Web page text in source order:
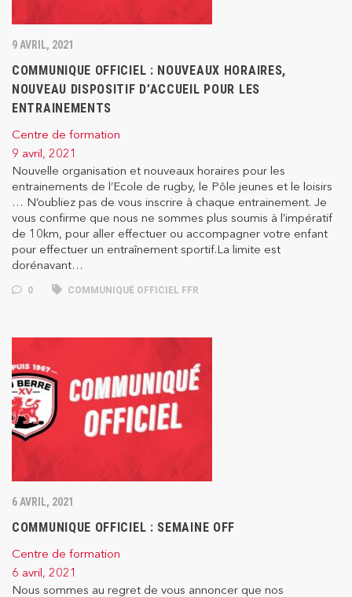
9 AVRIL, 2021
COMMUNIQUE OFFICIEL : NOUVEAUX HORAIRES,
NOUVEAU DISPOSITIF D’ACCUEIL POUR LES
ENTRAINEMENTS
Centre de formation
9 avril, 2021
Nouvelle organisation et nouveaux horaires pour les
entrainements de l’Ecole de rugby, le Pôle jeunes et le loisirs
… N’oubliez pas de vous inscrire à chaque entrainement. Je
vous confirme que nous ne sommes plus soumis à l’impératif
de 10km, pour aller effectuer ou accompagner votre enfant
pour effectuer un entraînement sportif.La limite est
dorénavant…
0 COMMUNIQUÉ OFFICIEL FFR
6 AVRIL, 2021
COMMUNIQUE OFFICIEL : SEMAINE OFF
Centre de formation
6 avril, 2021
Nous sommes au regret de vous annoncer que nos